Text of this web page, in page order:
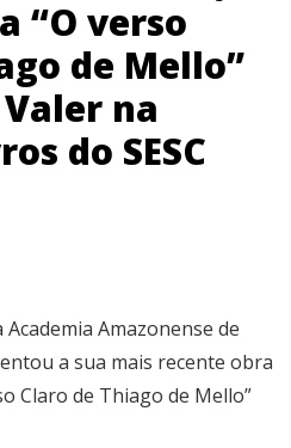
“O verso
de Mello”
na
do SESC
Amazonense de
a sua mais recente obra
Claro de Thiago de Mello”